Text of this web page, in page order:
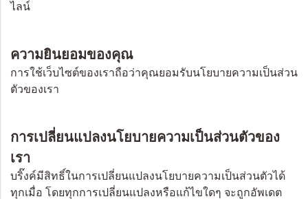
ไลน์
ความยินยอมของคุณ
การใช้เว็บไซต์ของเราถือว่าคุณยอมรับนโยบายความเป็นส่วน
ตัวของเรา
การเปลี่ยนแปลงนโยบายความเป็นส่วนตัวของ
เรา
บริ๊งค์มีสิทธิ์ในการเปลี่ยนแปลงนโยบายความเป็นส่วนตัวได้
ทุกเมื่อ โดยทุกการเปลี่ยนแปลงหรือแก้ไขใดๆ จะถูกอัพเดต